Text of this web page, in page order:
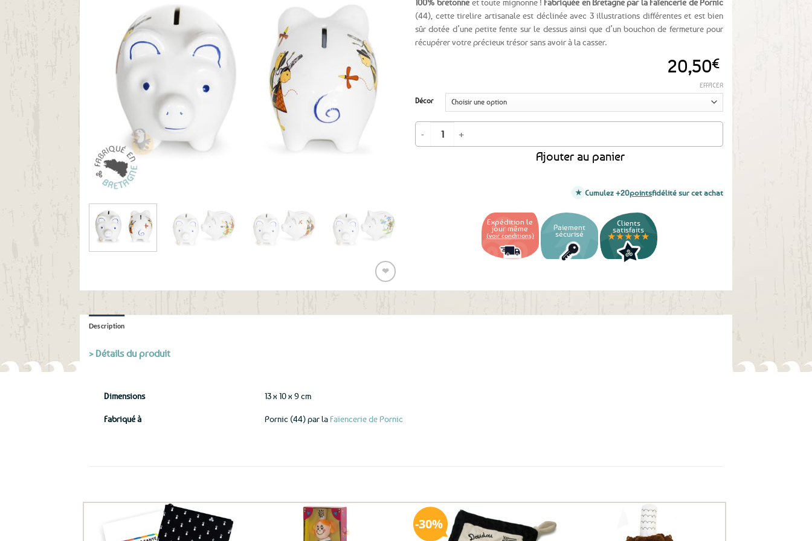
favoris
❤
Ajouter
100% bretonne et toute mignonne ! Fabriquée en Bretagne par la Faïencerie de Pornic
(44), cette tirelire artisanale est déclinée avec 3 illustrations différentes et est bien
sûr dotée d’une petite fente sur le dessus ainsi que d’un bouchon de fermeture pour
récupérer votre précieux trésor sans avoir à la casser.
20,50€
Décor
EFFACER
quantité de Tirelire cochon breton - Fabrication Bretonne
Ajouter au panier
Cumulez +20pointsfidélité sur cet achat
Expédition le
jour même
(voir conditions)
Paiement
sécurisé
Clients
satisfaits
★★★★★
Description
> Détails du produit
Dimensions 13 x 10 x 9 cm
Fabriqué à Pornic (44) par la Faïencerie de Pornic
30%